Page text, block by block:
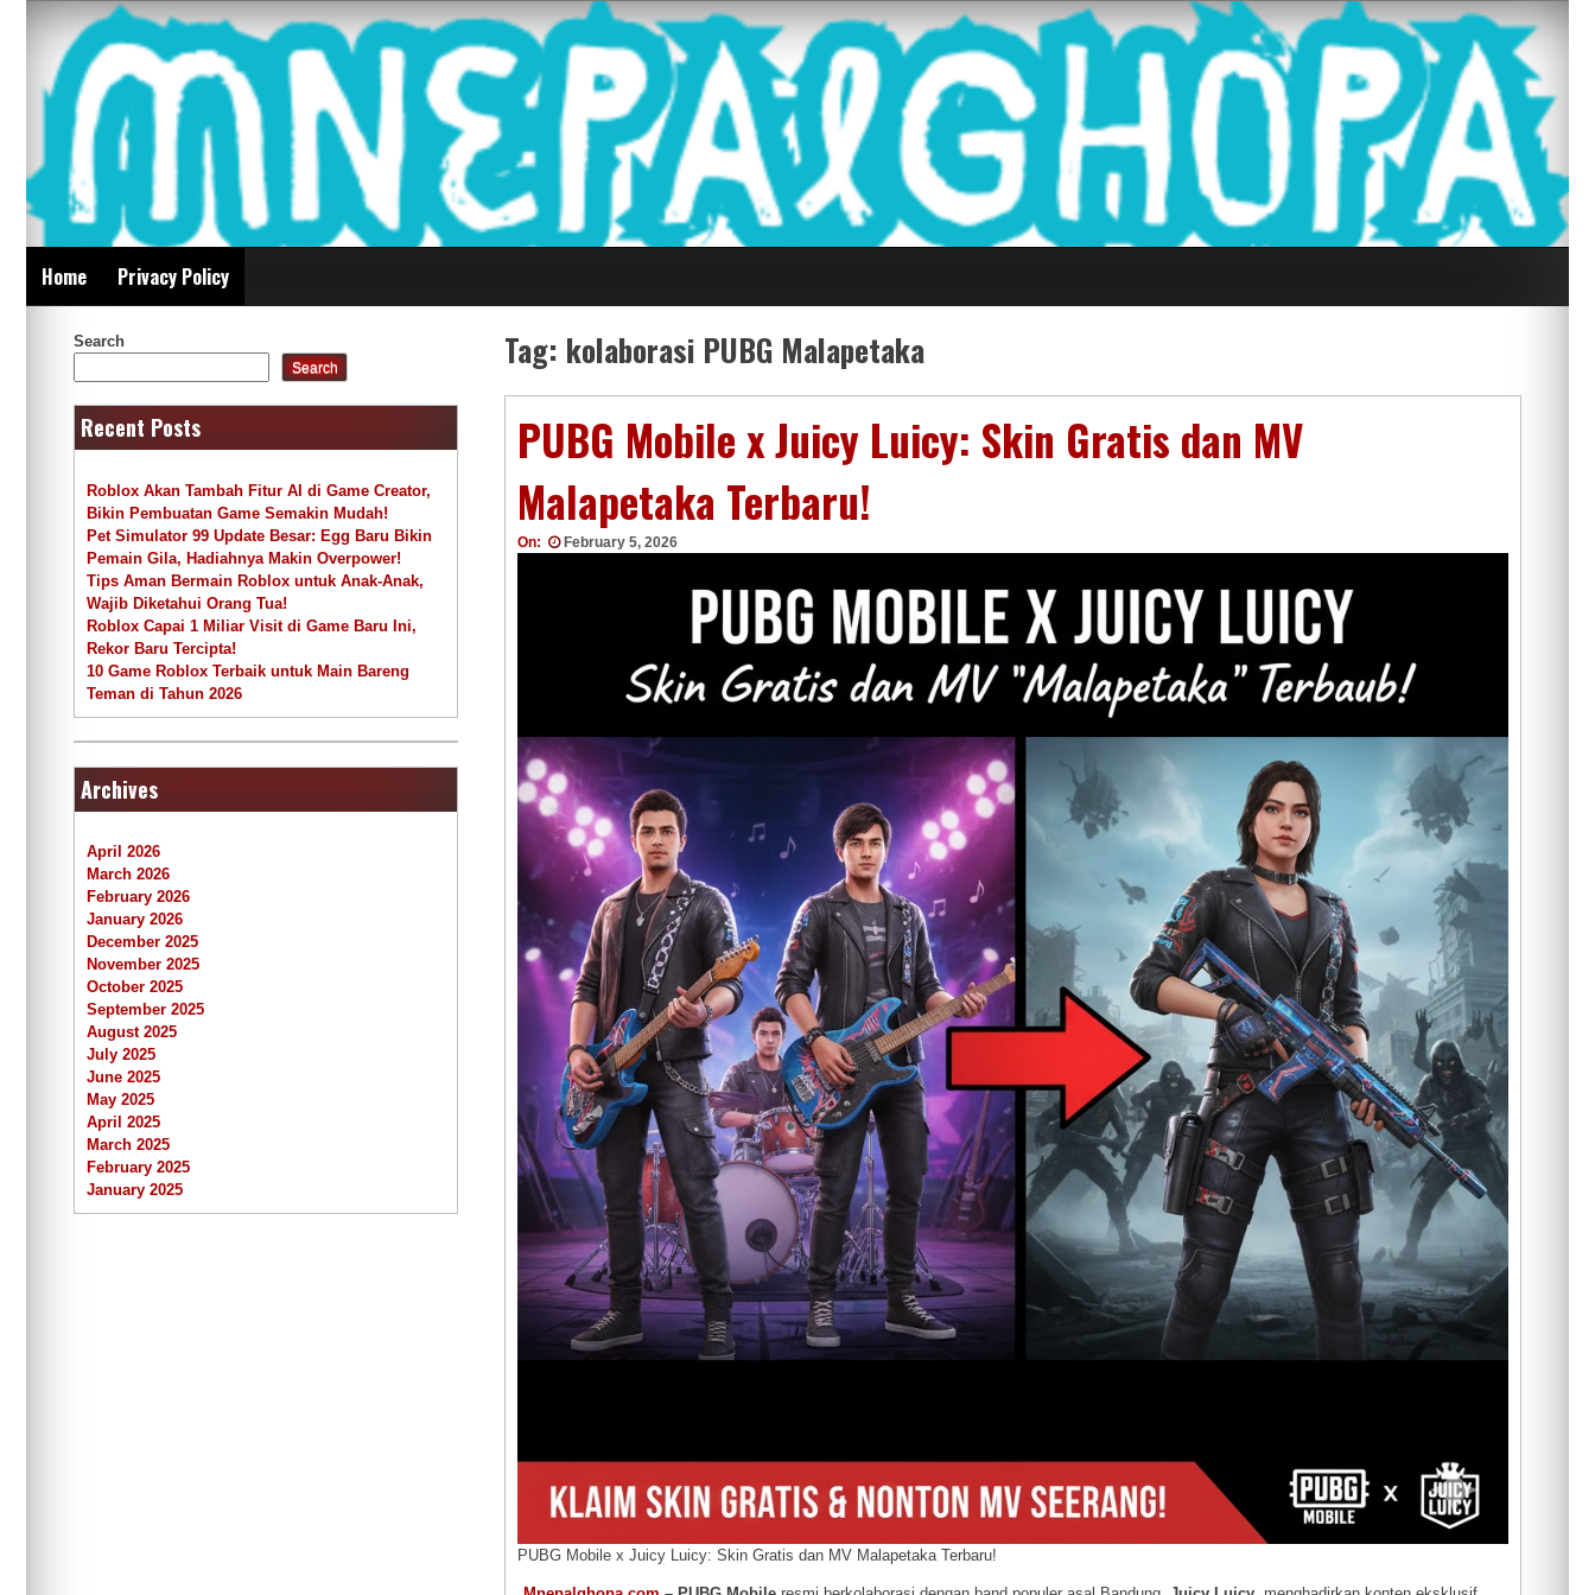
content
Mnepalghopa Review Game Terkini Paling Seluruh Di
Indonesia
Home Privacy Policy
Tag: kolaborasi PUBG Malapetaka
PUBG Mobile x Juicy Luicy: Skin Gratis dan MV
Malapetaka Terbaru!
On: February 5, 2026
PUBG Mobile x Juicy Luicy: Skin Gratis dan MV Malapetaka Terbaru!
Search
Search
Recent Posts
Roblox Akan Tambah Fitur AI di Game Creator,
Bikin Pembuatan Game Semakin Mudah!
Pet Simulator 99 Update Besar: Egg Baru Bikin
Pemain Gila, Hadiahnya Makin Overpower!
Tips Aman Bermain Roblox untuk Anak-Anak,
Wajib Diketahui Orang Tua!
Roblox Capai 1 Miliar Visit di Game Baru Ini,
Rekor Baru Tercipta!
10 Game Roblox Terbaik untuk Main Bareng
Teman di Tahun 2026
Archives
April 2026
March 2026
February 2026
January 2026
December 2025
November 2025
October 2025
September 2025
August 2025
July 2025
June 2025
May 2025
April 2025
March 2025
February 2025
January 2025